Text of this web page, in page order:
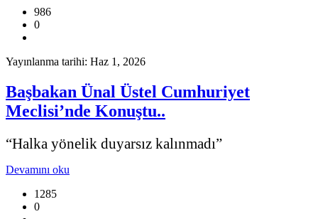
986
0
Yayınlanma tarihi: Haz 1, 2026
Başbakan Ünal Üstel Cumhuriyet
Meclisi’nde Konuştu..
“Halka yönelik duyarsız kalınmadı”
Devamını oku
1285
0